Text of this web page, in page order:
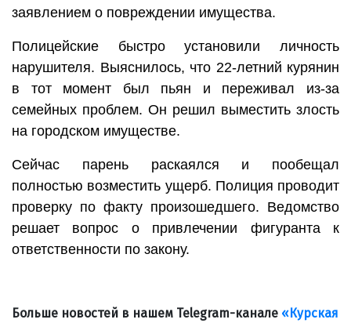
заявлением о повреждении имущества.
Полицейские быстро установили личность
нарушителя. Выяснилось, что 22-летний курянин
в тот момент был пьян и переживал из-за
семейных проблем. Он решил выместить злость
на городском имуществе.
Сейчас парень раскаялся и пообещал
полностью возместить ущерб. Полиция проводит
проверку по факту произошедшего. Ведомство
решает вопрос о привлечении фигуранта к
ответственности по закону.
Больше новостей в нашем Telegram-канале «Курская